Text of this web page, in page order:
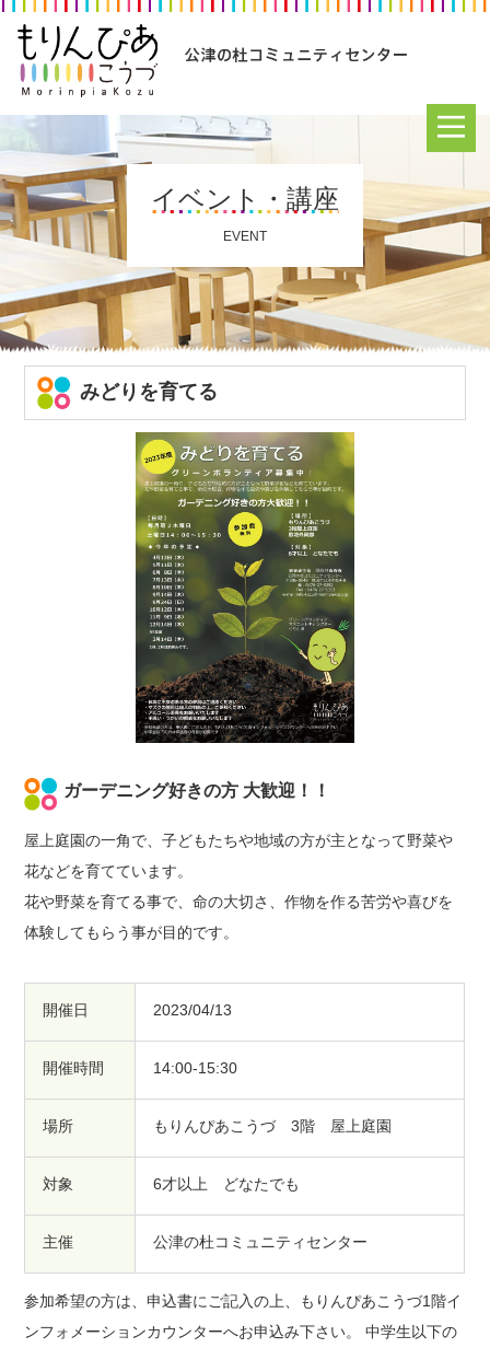
イベント・講座
EVENT
みどりを育てる
ガーデニング好きの方 大歓迎！！
屋上庭園の一角で、子どもたちや地域の方が主となって野菜や
花などを育てています。
花や野菜を育てる事で、命の大切さ、作物を作る苦労や喜びを
体験してもらう事が目的です。
開催日 2023/04/13
開催時間 14:00-15:30
場所 もりんぴあこうづ 3階 屋上庭園
対象 6才以上 どなたでも
主催 公津の杜コミュニティセンター
参加希望の方は、申込書にご記入の上、もりんぴあこうづ1階イ
ンフォメーションカウンターへお申込み下さい。 中学生以下の